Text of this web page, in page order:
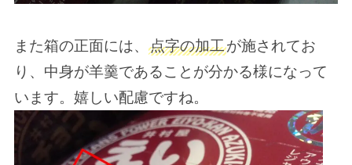
また箱の正面には、 点字の加工が施されてお
り、中身が羊羹であることが分かる様になって
います。嬉しい配慮ですね。